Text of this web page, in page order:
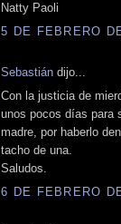
Natty Paoli
5 DE FEBRERO
Sebastián dijo...
Con la justicia de
unos pocos días para
madre, por haberlo
tacho de una.
Saludos.
6 DE FEBRERO